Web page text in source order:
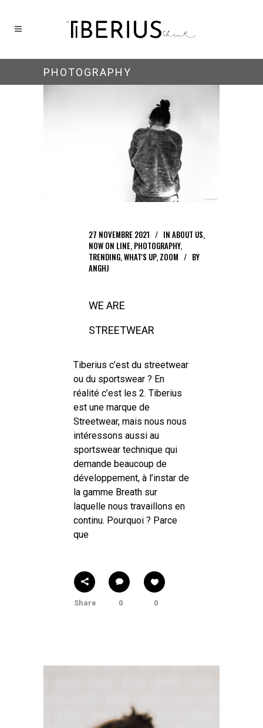
PHOTOGRAPHY
27 NOVEMBRE 2021 IN ABOUT US,
NOW ON LINE, PHOTOGRAPHY,
TRENDING,WHAT'S UP, ZOOM
BY
ANGHJ
WE ARE
STREETWEAR
Tiberius c’est du streetwear
ou du sportswear ? En
réalité c’est les 2. Tiberius
est une marque de
Streetwear, mais nous nous
intéressons aussi au
sportswear technique qui
demande beaucoup de
développement, à l’instar de
la gamme Breath sur
laquelle nous travaillons en
continu. Pourquoi ? Parce
que
Share 0 0